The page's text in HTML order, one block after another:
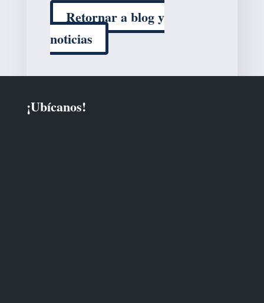
Retornar a blog y
noticias
¡Ubícanos!